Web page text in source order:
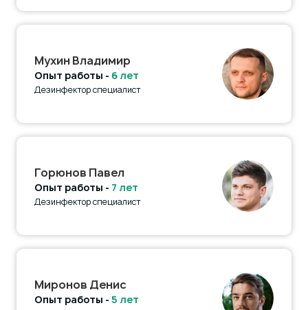
Мухин Владимир
Опыт работы - 6 лет
Дезинфектор специалист
Горюнов Павел
Опыт работы - 7 лет
Дезинфектор специалист
Миронов Денис
Опыт работы - 5 лет